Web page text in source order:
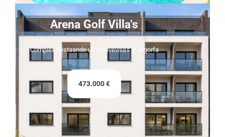
Arena Golf Villa's
Complex bestaande uit 8 privévilla's in Algorfa
473.000 €